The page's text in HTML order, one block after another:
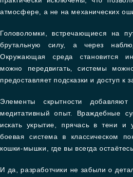
атмосфере, а не на механических
Головоломки, встречающиеся на
брутальную силу, а через
Окружающая среда становится
можно передвигать, системы
предоставляет подсказки и доступ к
Элементы скрытности
медитативный опыт. Враждебные
искать укрытие, прячась в тени и
боевая система в классическом
кошки-мышки, где вы всегда
И да, разработчики не забыли о